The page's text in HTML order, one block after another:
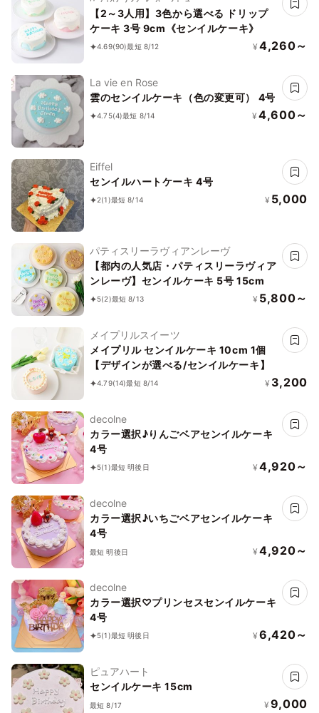
【2～3人用】3色から選べる ドリップ
ケーキ 3号 9cm《センイルケーキ》
4.69(90)最短 8/12 ¥ 4,260～
La vie en Rose
雲のセンイルケーキ（色の変更可） 4号
4.75(4)最短 8/14 ¥ 4,600～
Eiffel
センイルハートケーキ 4号
2(1)最短 8/14 ¥ 5,000
パティスリーラヴィアンレーヴ
【都内の人気店・パティスリーラヴィア
ンレーヴ】センイルケーキ 5号 15cm
5(2)最短 8/13 ¥ 5,800～
メイプリルスイーツ
メイプリル センイルケーキ 10cm 1個
【デザインが選べる/センイルケーキ】
4.79(14)最短 8/14 ¥ 3,200
decolne
カラー選択♪りんごベアセンイルケーキ
4号
5(1)最短 明後日 ¥ 4,920～
decolne
カラー選択♪いちごベアセンイルケーキ
4号
最短 明後日 ¥ 4,920～
decolne
カラー選択♡プリンセスセンイルケーキ
4号
5(1)最短 明後日 ¥ 6,420～
ピュアハート
センイルケーキ 15cm
最短 8/17 ¥ 9,000